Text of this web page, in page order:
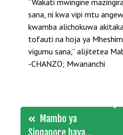
“Wakati mwingine
sana, ni kwa vipi mtu
kwamba alichokuwa
tofauti na hoja ya
vigumu sana,” alijitetea
-CHANZO; Mwananchi
PostMambo ya
Singapore haya…